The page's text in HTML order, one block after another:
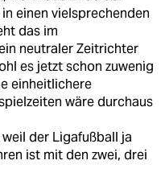
einen vielsprechenden
das im
neutraler Zeitrichter
es jetzt schon zuwenig
einheitlichere
wäre durchaus
der Ligafußball ja
ist mit den zwei, drei